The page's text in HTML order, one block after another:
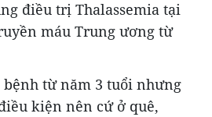
điều trị Thalassemia tại
máu Trung ương từ
bệnh từ năm 3 tuổi nhưng
kiện nên cứ ở quê,